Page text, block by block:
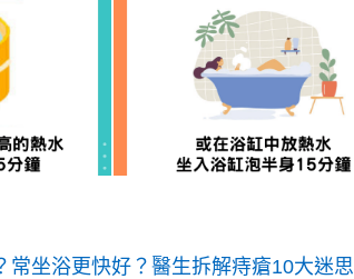
常坐浴更快好？醫生拆解痔瘡10大迷思